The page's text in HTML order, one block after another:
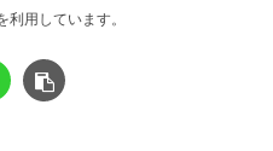
用しています。